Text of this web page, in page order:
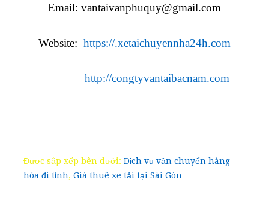
Email: vantaivanphuquy@gmail.com
Website: https://.xetaichuyennha24h.com
http://congtyvantaibacnam.com
Được sắp xếp bên dưới: Dịch vụ vận chuyển hàng
hóa đi tỉnh, Giá thuê xe tải tại Sài Gòn